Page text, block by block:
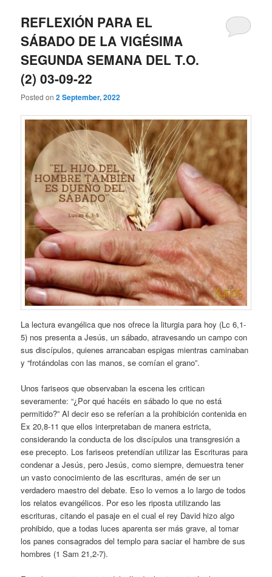
REFLEXIÓN PARA EL
SÁBADO DE LA VIGÉSIMA
SEGUNDA SEMANA DEL T.O.
(2) 03-09-22
Posted on2 September, 2022
La lectura evangélica que nos ofrece la liturgia para hoy (Lc 6,1-
5) nos presenta a Jesús, un sábado, atravesando un campo con
sus discípulos, quienes arrancaban espigas mientras caminaban
y “frotándolas con las manos, se comían el grano”.
Unos fariseos que observaban la escena les critican
severamente: “¿Por qué hacéis en sábado lo que no está
permitido?” Al decir eso se referían a la prohibición contenida en
Ex 20,8-11 que ellos interpretaban de manera estricta,
considerando la conducta de los discípulos una transgresión a
ese precepto. Los fariseos pretendían utilizar las Escrituras para
condenar a Jesús, pero Jesús, como siempre, demuestra tener
un vasto conocimiento de las escrituras, amén de ser un
verdadero maestro del debate. Eso lo vemos a lo largo de todos
los relatos evangélicos. Por eso les riposta utilizando las
escrituras, citando el pasaje en el cual el rey David hizo algo
prohibido, que a todas luces aparenta ser más grave, al tomar
los panes consagrados del templo para saciar el hambre de sus
hombres (1 Sam 21,2-7).